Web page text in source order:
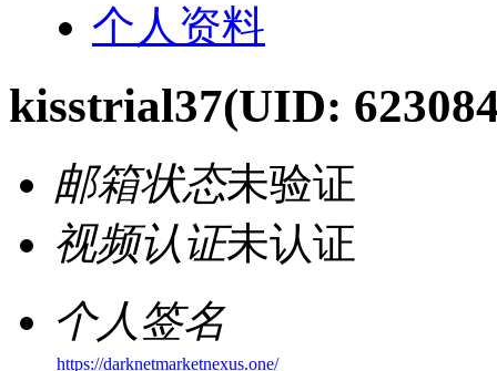
个人资料
kisstrial37(UID:
邮箱状态未验证
视频认证未认证
个人签名
https://darknetmarketnexus.one/